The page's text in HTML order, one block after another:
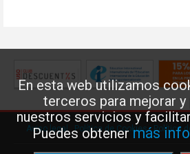
En esta web utilizamos
terceros para mejorar
nuestros servicios y
Puedes obtenermás
Aviso legal·Política de Cookies·Política